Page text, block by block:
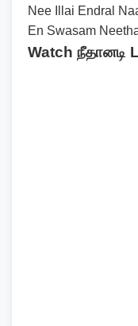
Nee Illai Endral
En Swasam
Watch நீதானடி